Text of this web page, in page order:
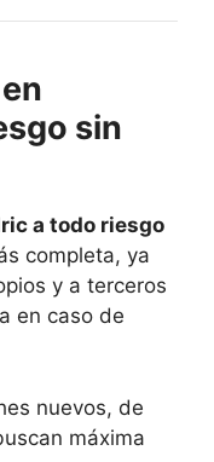
sin
a todo riesgo
completa, ya
y a terceros
en caso de
nuevos, de
máxima